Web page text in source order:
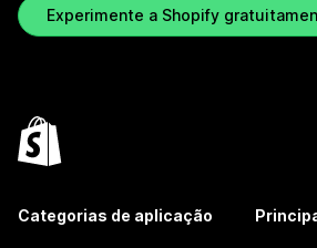
Experimente a Shopify
Categorias de aplicação